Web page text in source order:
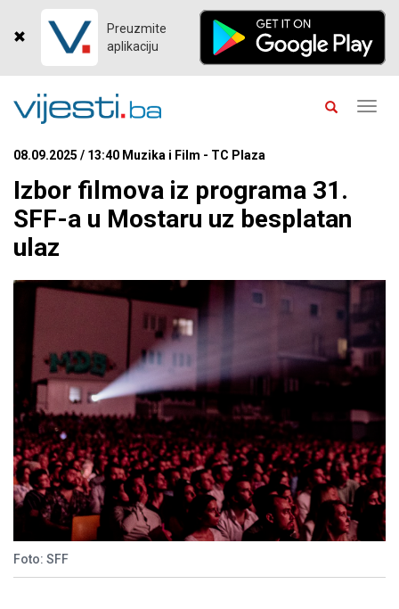
Preuzmite
aplikaciju
08.09.2025 / 13:40 Muzika i Film - TC Plaza
Izbor filmova iz programa 31.
SFF-a u Mostaru uz besplatan
ulaz
Foto: SFF